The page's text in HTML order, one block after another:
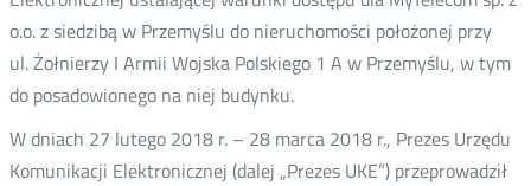
o.o. z siedzibą w Przemyślu do nieruchomości położonej przy
ul. Żołnierzy I Armii Wojska Polskiego 1 A w Przemyślu, w tym
do posadowionego na niej budynku.
W dniach 27 lutego 2018 r. – 28 marca 2018 r., Prezes Urzędu
Komunikacji Elektronicznej (dalej „Prezes UKE”) przeprowadził